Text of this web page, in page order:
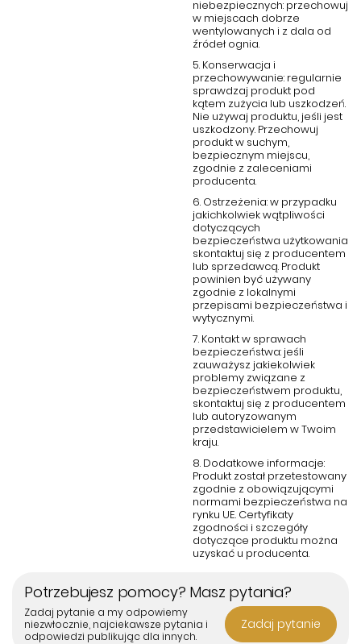
pozwalają na wygodne przechowywanie
– wytrzymały MDF, stal nierdzewna i
spiek kwarcowy gwarantują odporność na codzienne
– gładkie powierzchnie są łatwe do
czyszczenia i utrzymania w doskonałym stanie
– komoda pasuje zarówno do wnętrz
nowoczesnych, jak i klasycznych, dodając im elegancji
Komoda Isella Glamour to nie tylko praktyczny mebel, ale także
stylowy dodatek, który podniesie prestiż każdego
pomieszczenia. Wybierz ją i wprowadź do swojego domu
wyjątkową atmosferę luksusu, harmonii i ponadczasowego
niebezpiecznych: przechowuj
w miejscach dobrze
wentylowanych i z dala od
źródeł ognia.
5. Konserwacja i
przechowywanie: regularnie
sprawdzaj produkt pod
kątem zużycia lub uszkodzeń.
Nie używaj produktu, jeśli jest
uszkodzony. Przechowuj
produkt w suchym,
bezpiecznym miejscu,
zgodnie z zaleceniami
producenta.
6. Ostrzeżenia: w przypadku
jakichkolwiek wątpliwości
dotyczących
bezpieczeństwa użytkowania
skontaktuj się z producentem
lub sprzedawcą. Produkt
powinien być używany
zgodnie z lokalnymi
przepisami bezpieczeństwa i
wytycznymi.
7. Kontakt w sprawach
bezpieczeństwa: jeśli
zauważysz jakiekolwiek
problemy związane z
bezpieczeństwem produktu,
skontaktuj się z producentem
lub autoryzowanym
przedstawicielem w Twoim
kraju.
8. Dodatkowe informacje:
Produkt został przetestowany
zgodnie z obowiązującymi
normami bezpieczeństwa na
rynku UE. Certyfikaty
zgodności i szczegóły
dotyczące produktu można
uzyskać u producenta.
Potrzebujesz pomocy? Masz pytania?
Zadaj pytanie a my odpowiemy
niezwłocznie, najciekawsze pytania i
odpowiedzi publikując dla innych.
Zadaj pytanie